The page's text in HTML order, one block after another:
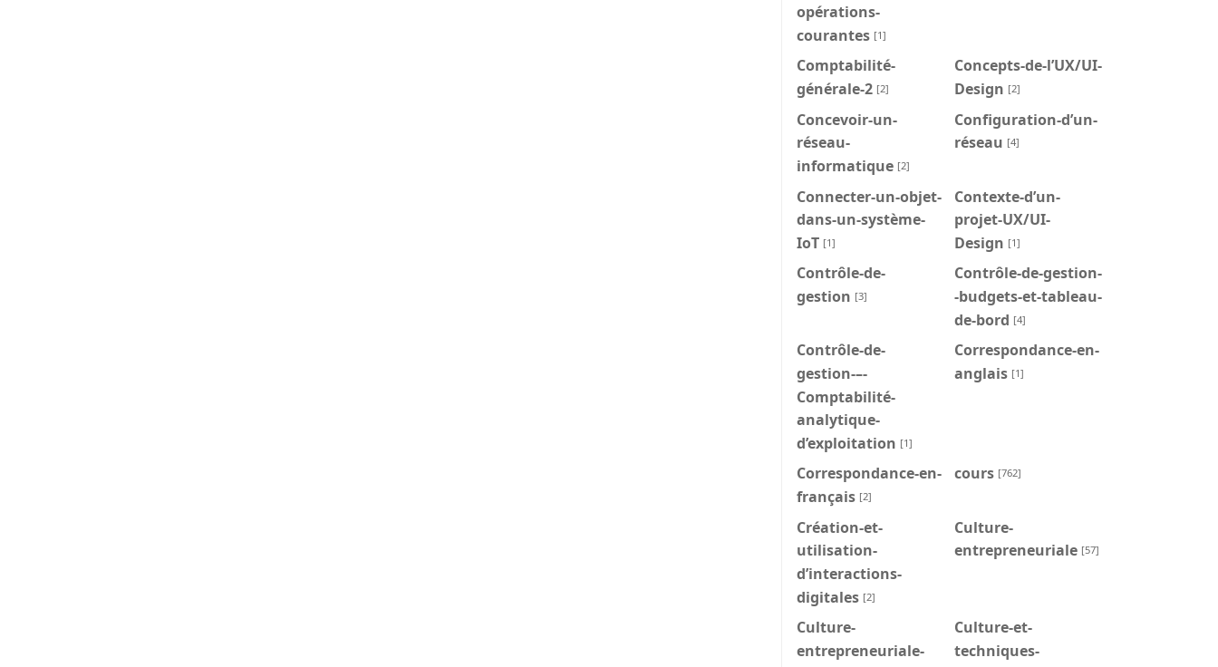
opérations-
courantes [1]
Comptabilité-
générale-2 [2]
Concepts-de-l’UX/UI-
Design [2]
Concevoir-un-
réseau-
informatique [2]
Configuration-d’un-
réseau [4]
Connecter-un-objet-
dans-un-système-
IoT [1]
Contexte-d’un-
projet-UX/UI-
Design [1]
Contrôle-de-
gestion [3]
Contrôle-de-gestion-
-budgets-et-tableau-
de-bord [4]
Contrôle-de-
gestion-–-
Comptabilité-
analytique-
d’exploitation [1]
Correspondance-en-
anglais [1]
Correspondance-en-
français [2]
cours [762]
Création-et-
utilisation-
d’interactions-
digitales [2]
Culture-
entrepreneuriale [57]
Culture-
entrepreneuriale-
Culture-et-
techniques-